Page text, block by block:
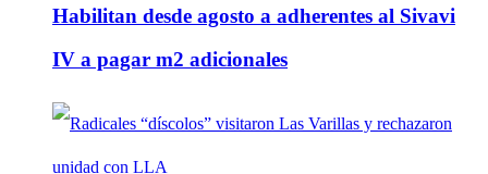
Habilitan desde agosto a adherentes al Sivavi
IV a pagar m2 adicionales